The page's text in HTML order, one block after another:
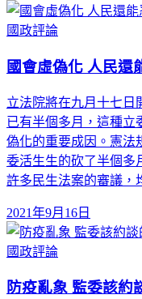
國政評論
國會虛偽化 人民還
立法院將在九月十七日
已有半個多月，這種立
偽化的重要成因。憲法
委活生生的砍了半個多
許多民生法案的審議，
2021年9月16日
國政評論
防疫亂象 監委該約